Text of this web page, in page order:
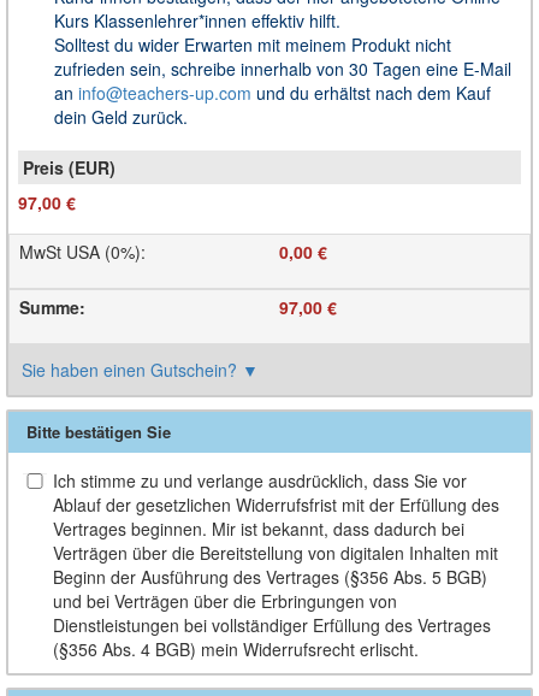
Kurs Klassenlehrer*innen effektiv hilft.
Solltest du wider Erwarten mit meinem Produkt nicht
zufrieden sein, schreibe innerhalb von 30 Tagen eine E-Mail
an info@teachers-up.com und du erhältst nach dem Kauf
dein Geld zurück.
97,00 €
MwSt USA (0%): 0,00 €
Summe: 97,00 €
Sie haben einen Gutschein? ▼
Bitte bestätigen Sie
Ich stimme zu und verlange ausdrücklich, dass Sie vor
Ablauf der gesetzlichen Widerrufsfrist mit der Erfüllung des
Vertrages beginnen. Mir ist bekannt, dass dadurch bei
Verträgen über die Bereitstellung von digitalen Inhalten mit
Beginn der Ausführung des Vertrages (§356 Abs. 5 BGB)
und bei Verträgen über die Erbringungen von
Dienstleistungen bei vollständiger Erfüllung des Vertrages
(§356 Abs. 4 BGB) mein Widerrufsrecht erlischt.